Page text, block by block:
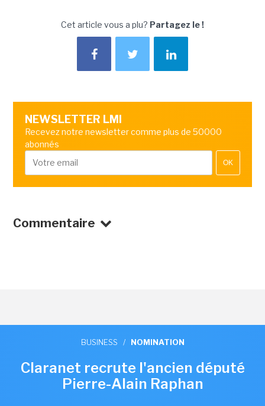
Cet article vous a plu? Partagez le !
NEWSLETTER LMI
Recevez notre newsletter comme plus de 50000
abonnés
OK
Commentaire
BUSINESS / NOMINATION
Claranet recrute l'ancien député
Pierre-Alain Raphan